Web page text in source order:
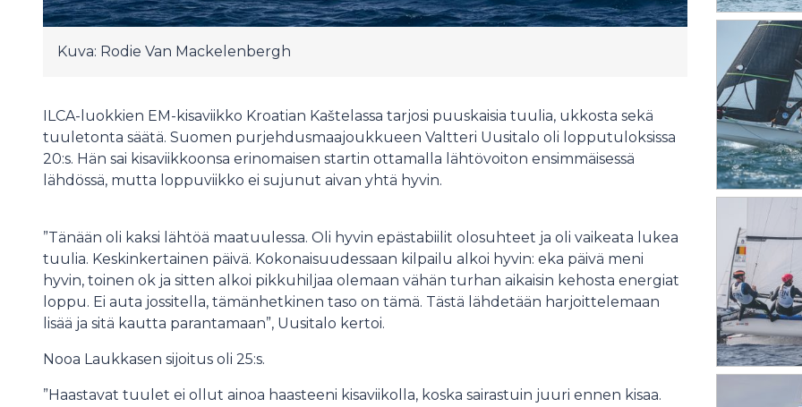
Kuva: Rodie Van Mackelenbergh
ILCA-luokkien EM-kisaviikko Kroatian Kaštelassa tarjosi puuskaisia tuulia, ukkosta sekä
tuuletonta säätä. Suomen purjehdusmaajoukkueen Valtteri Uusitalo oli lopputuloksissa
20:s. Hän sai kisaviikkoonsa erinomaisen startin ottamalla lähtövoiton ensimmäisessä
lähdössä, mutta loppuviikko ei sujunut aivan yhtä hyvin.
”Tänään oli kaksi lähtöä maatuulessa. Oli hyvin epästabiilit olosuhteet ja oli vaikeata lukea
tuulia. Keskinkertainen päivä. Kokonaisuudessaan kilpailu alkoi hyvin: eka päivä meni
hyvin, toinen ok ja sitten alkoi pikkuhiljaa olemaan vähän turhan aikaisin kehosta energiat
loppu. Ei auta jossitella, tämänhetkinen taso on tämä. Tästä lähdetään harjoittelemaan
lisää ja sitä kautta parantamaan”, Uusitalo kertoi.
Nooa Laukkasen sijoitus oli 25:s.
”Haastavat tuulet ei ollut ainoa haasteeni kisaviikolla, koska sairastuin juuri ennen kisaa.